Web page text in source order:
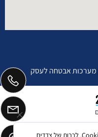
מערכות אבטחה לעסק
לידיעתך, באתרנו נעשה שימוש בקבצי Cookies, לרבות של צדדים